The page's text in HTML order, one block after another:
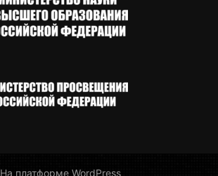
На платформе WordPress